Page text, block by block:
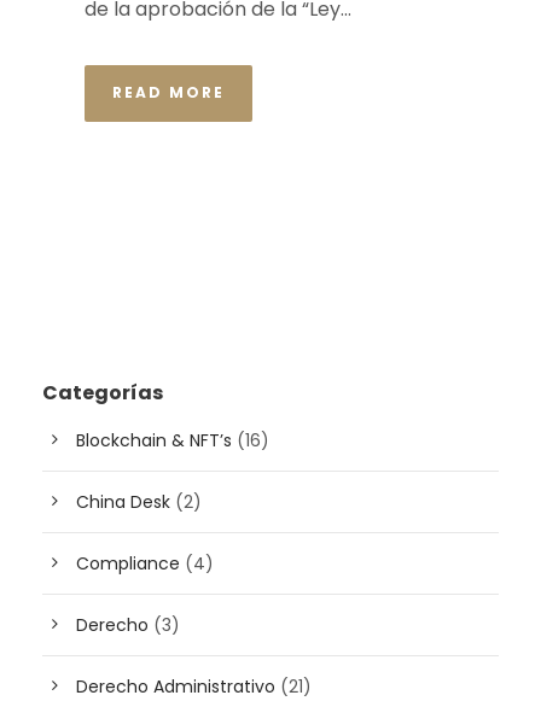
de la aprobación de la “Ley...
READ MORE
Categorías
Blockchain & NFT’s (16)
China Desk (2)
Compliance (4)
Derecho (3)
Derecho Administrativo (21)